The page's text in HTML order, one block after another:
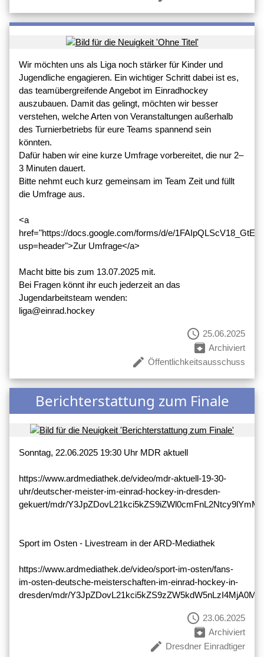
Wir möchten uns als Liga noch stärker für Kinder und
Jugendliche engagieren. Ein wichtiger Schritt dabei ist es,
das teamübergreifende Angebot im Einradhockey
auszubauen. Damit das gelingt, möchten wir besser
verstehen, welche Arten von Veranstaltungen außerhalb
des Turnierbetriebs für eure Teams spannend sein
könnten.
Dafür haben wir eine kurze Umfrage vorbereitet, die nur 2–
3 Minuten dauert.
Bitte nehmt euch kurz gemeinsam im Team Zeit und füllt
die Umfrage aus.
<a
href="https://docs.google.com/forms/d/e/
usp=header">Zur Umfrage</a>
Macht bitte bis zum 13.07.2025 mit.
Bei Fragen könnt ihr euch jederzeit an das
Jugendarbeitsteam wenden:
liga@einrad.hockey
schedule 25.06.2025
archive Archiviert
create Öffentlichkeitsausschuss
Berichterstattung zum Finale
Sonntag, 22.06.2025 19:30 Uhr MDR aktuell
https://www.ardmediathek.de/video/mdr-aktuell-19-30-
uhr/deutscher-meister-im-einrad-hockey-in-dresden-
gekuert/mdr/
Sport im Osten - Livestream in der ARD-Mediathek
https://www.ardmediathek.de/video/sport-im-osten/fans-
im-osten-deutsche-meisterschaften-im-einrad-hockey-in-
dresden/mdr/
schedule 23.06.2025
archive Archiviert
create Dresdner Einradtiger